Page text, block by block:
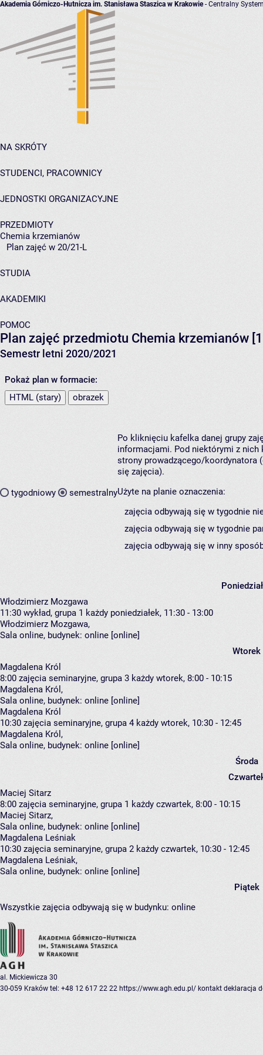
Akademia Górniczo-Hutnicza im. Stanisława Staszica w Krakowie- Centralny
NA SKRÓTY
STUDENCI, PRACOWNICY
JEDNOSTKI ORGANIZACYJNE
PRZEDMIOTY
Chemia krzemianów
Plan zajęć w 20/21-L
STUDIA
AKADEMIKI
POMOC
Plan zajęć przedmiotu Chemia krzemianów
Semestr letni 2020/2021
Pokaż plan w formacie:
HTML (stary)
obrazek
tygodniowy semestralny
Po kliknięciu kafelka danej grupy
informacjami. Pod niektórymi z nich
strony prowadzącego/koordynatora
się zajęcia).
Użyte na planie oznaczenia:
zajęcia odbywają się w tygodnie
zajęcia odbywają się w tygodnie
zajęcia odbywają się w inny
Włodzimierz Mozgawa
11:30 wykład, grupa 1 każdy poniedziałek, 11:30 - 13:00
Włodzimierz Mozgawa,
Sala online, budynek: online [online]
Wtorek
Magdalena Król
8:00 zajęcia seminaryjne, grupa 3 każdy wtorek, 8:00 - 10:15
Magdalena Król ,
Sala online, budynek: online [online]
Magdalena Król
10:30 zajęcia seminaryjne, grupa 4 każdy wtorek, 10:30 - 12:45
Magdalena Król ,
Sala online, budynek: online [online]
Środa
Maciej Sitarz
8:00 zajęcia seminaryjne, grupa 1 każdy czwartek, 8:00 - 10:15
Maciej Sitarz,
Sala online, budynek: online [online]
Magdalena Leśniak
10:30 zajęcia seminaryjne, grupa 2 każdy czwartek, 10:30 - 12:45
Magdalena Leśniak,
Sala online, budynek: online [online]
Piątek
Wszystkie zajęcia odbywają się w budynku: online
al. Mickiewicza 30
30-059 Kraków tel: +48 12 617 22 22 https://www.agh.edu.pl/ kontakt deklaracja